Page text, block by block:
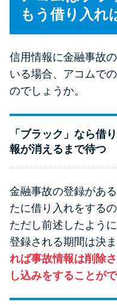
もう借り入れ
信用情報に金融事故
いる場合、アコムで
のでしょうか。
「ブラック」なら借
報が消えるまで待つ
金融事故の登録があ
たに借り入れをする
ただし前述したよう
登録される期間は決ま
れば事故情報は削除
し込みをすることが